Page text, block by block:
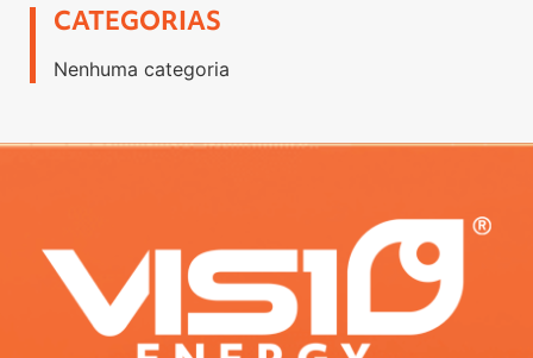
CATEGORIAS
Nenhuma categoria